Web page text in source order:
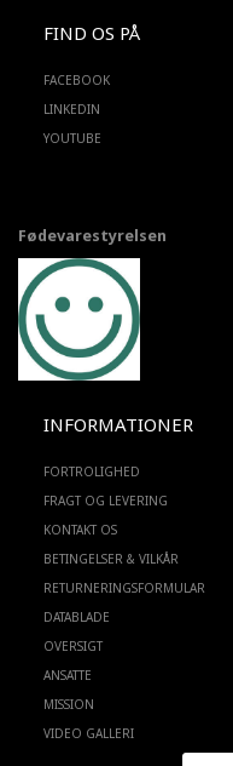
FIND OS PÅ
FACEBOOK
LINKEDIN
YOUTUBE
Fødevarestyrelsen
INFORMATIONER
FORTROLIGHED
FRAGT OG LEVERING
KONTAKT OS
BETINGELSER & VILKÅR
RETURNERINGSFORMULAR
DATABLADE
OVERSIGT
ANSATTE
MISSION
VIDEO GALLERI